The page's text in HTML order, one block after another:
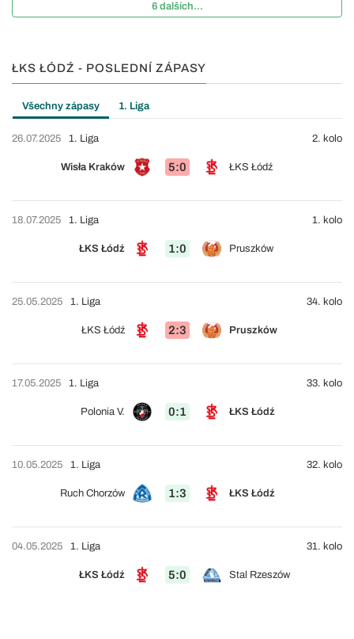
6 dalších...
ŁKS ŁÓDŹ - POSLEDNÍ ZÁPASY
Všechny zápasy 1. Liga
26.07.2025
Wisła Kraków 5:0 ŁKS Łódź
1. Liga 2. kolo
18.07.2025
ŁKS Łódź 1:0 Pruszków
1. Liga 1. kolo
25.05.2025
ŁKS Łódź 2:3 Pruszków
1. Liga 34. kolo
17.05.2025
Polonia V. 0:1 ŁKS Łódź
1. Liga 33. kolo
10.05.2025
Ruch Chorzów 1:3 ŁKS Łódź
1. Liga 32. kolo
04.05.2025
ŁKS Łódź 5:0 Stal Rzeszów
1. Liga 31. kolo